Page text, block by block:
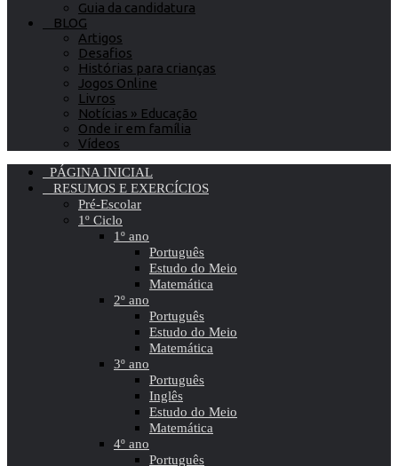
Guia da candidatura
BLOG
Artigos
Desafios
Histórias para crianças
Jogos Online
Livros
Notícias » Educação
Onde ir em família
Vídeos
PÁGINA INICIAL
RESUMOS E EXERCÍCIOS
Pré-Escolar
1º Ciclo
1º ano
Português
Estudo do Meio
Matemática
2º ano
Português
Estudo do Meio
Matemática
3º ano
Português
Inglês
Estudo do Meio
Matemática
4º ano
Português